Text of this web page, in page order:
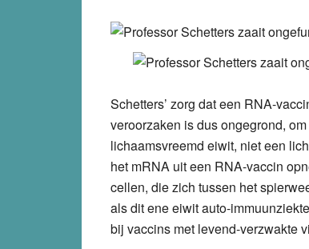
Schetters’ zorg dat een RNA-
veroorzaken is dus ongegrond,
lichaamsvreemd eiwit, niet een
het mRNA uit een RNA-vaccin
cellen, die zich tussen het
als dit ene eiwit auto-
bij vaccins met levend-verzwakte